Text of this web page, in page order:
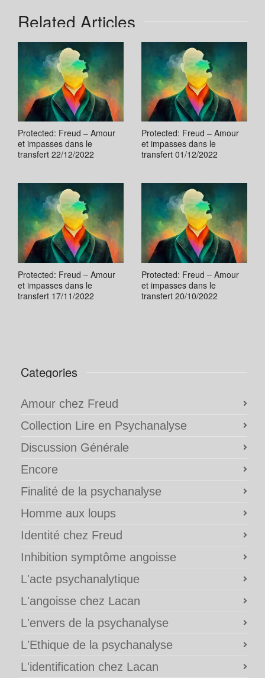
Related Articles
Protected: Freud – Amour
et impasses dans le
transfert 22/12/2022
Protected: Freud – Amour
et impasses dans le
transfert 01/12/2022
Protected: Freud – Amour
et impasses dans le
transfert 17/11/2022
Protected: Freud – Amour
et impasses dans le
transfert 20/10/2022
Categories
Amour chez Freud
Collection Lire en Psychanalyse
Discussion Générale
Encore
Finalité de la psychanalyse
Homme aux loups
Identité chez Freud
Inhibition symptôme angoisse
L'acte psychanalytique
L'angoisse chez Lacan
L'envers de la psychanalyse
L'Ethique de la psychanalyse
L'identification chez Lacan